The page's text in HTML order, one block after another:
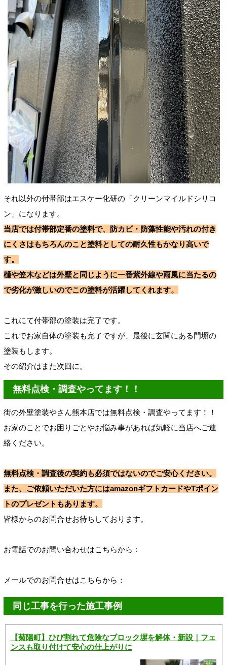
それ以外の付帯部はエスケー化研の「クリーンマイルドシリコ
ン」になります。
当店では付帯部定番の塗料で、防カビ・防藻性能や汚れの付き
にくさはもちろんのこと塗料としての耐久性もかなり高いで
す。
樋や笠木などは外壁と同じように一番紫外線や雨風に当たるの
で劣化が激しいのでこの塗料が活躍してくれます。
これにて付帯部の塗装は完了です。
これでお家自体の塗装も完了ですが、最後に玄関にある門塀の
塗装もします。
その紹介はまた次回に。
無料点検・調査やってます！！
街の外壁塗装やさん熊本店では無料点検・調査やってます！！
お家のことでお困りごとやお悩み事があれば気軽に当店へご連
絡ください。
無料点検・調査後の契約も必須ではないのでご安心ください。
また、ご依頼いただいた方にはamazonギフトカードやTポイン
トのプレゼントもあります。
皆様からのお問合せお待ちしております。
お電話でのお問い合わせはこちらから：
メールでのお問合せはこちらから：
同じ工事を行った施工事例
【菊陽町】ひび割れて危険なブロック塀を解体・新設｜フェ
ンスも取り付けて安心の仕上がりに